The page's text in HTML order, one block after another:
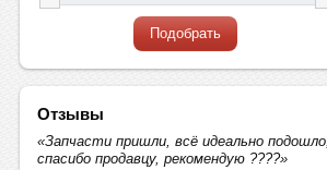
Подобрать
Отзывы
«Запчасти пришли, всё идеально подошло,
спасибо продавцу, рекомендую ????»